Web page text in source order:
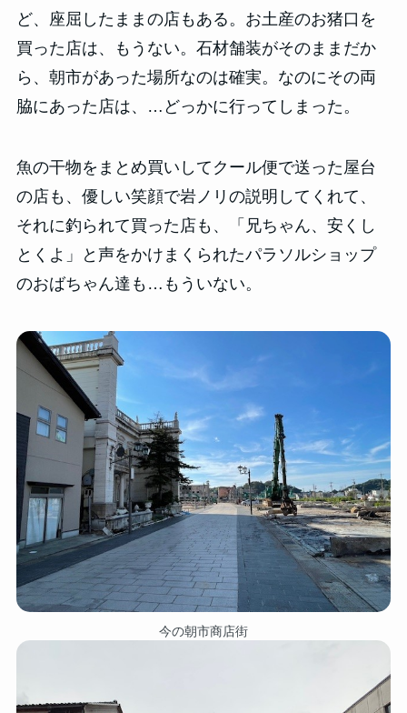
ど、座屈したままの店もある。お土産のお猪口を
買った店は、もうない。石材舗装がそのままだか
ら、朝市があった場所なのは確実。なのにその両
脇にあった店は、…どっかに行ってしまった。
魚の干物をまとめ買いしてクール便で送った屋台
の店も、優しい笑顔で岩ノリの説明してくれて、
それに釣られて買った店も、「兄ちゃん、安くし
とくよ」と声をかけまくられたパラソルショップ
のおばちゃん達も…もういない。
今の朝市商店街